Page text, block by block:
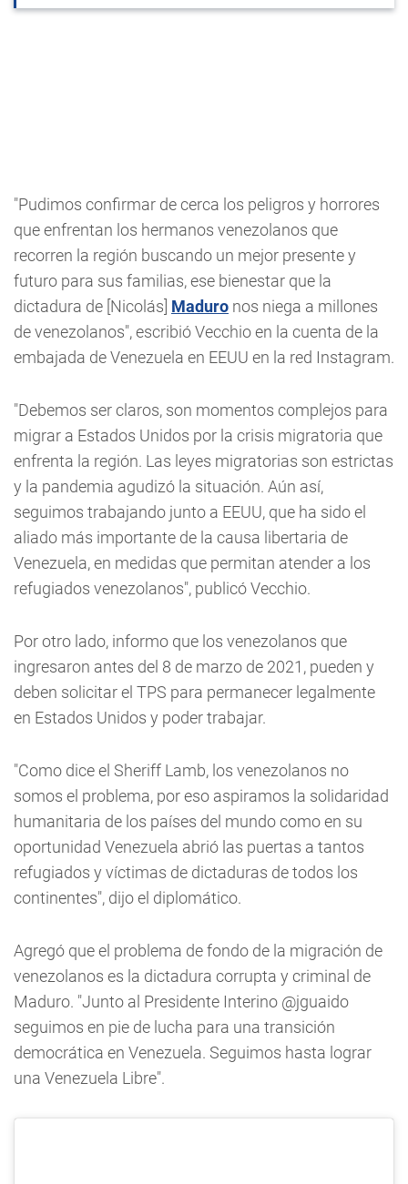
"Pudimos confirmar de cerca los peligros y horrores
que enfrentan los hermanos venezolanos que
recorren la región buscando un mejor presente y
futuro para sus familias, ese bienestar que la
dictadura de [Nicolás] Maduro nos niega a millones
de venezolanos", escribió Vecchio en la cuenta de la
embajada de Venezuela en EEUU en la red Instagram.
"Debemos ser claros, son momentos complejos para
migrar a Estados Unidos por la crisis migratoria que
enfrenta la región. Las leyes migratorias son estrictas
y la pandemia agudizó la situación. Aún así,
seguimos trabajando junto a EEUU, que ha sido el
aliado más importante de la causa libertaria de
Venezuela, en medidas que permitan atender a los
refugiados venezolanos", publicó Vecchio.
Por otro lado, informo que los venezolanos que
ingresaron antes del 8 de marzo de 2021, pueden y
deben solicitar el TPS para permanecer legalmente
en Estados Unidos y poder trabajar.
"Como dice el Sheriff Lamb, los venezolanos no
somos el problema, por eso aspiramos la solidaridad
humanitaria de los países del mundo como en su
oportunidad Venezuela abrió las puertas a tantos
refugiados y víctimas de dictaduras de todos los
continentes", dijo el diplomático.
Agregó que el problema de fondo de la migración de
venezolanos es la dictadura corrupta y criminal de
Maduro. "Junto al Presidente Interino @jguaido
seguimos en pie de lucha para una transición
democrática en Venezuela. Seguimos hasta lograr
una Venezuela Libre".